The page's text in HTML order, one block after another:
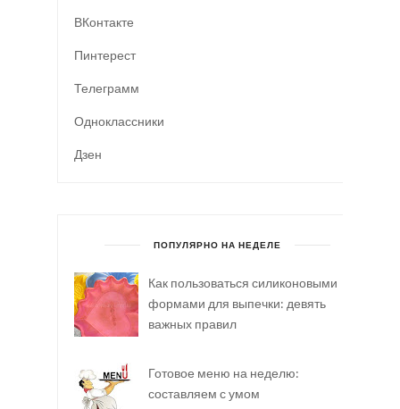
ВКонтакте
Пинтерест
Телеграмм
Одноклассники
Дзен
ПОПУЛЯРНО НА НЕДЕЛЕ
Как пользоваться силиконовыми
формами для выпечки: девять
важных правил
Готовое меню на неделю:
составляем с умом